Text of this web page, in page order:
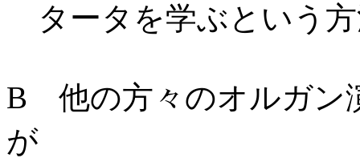
タータを学ぶという
B 他の方々のオルガン
が